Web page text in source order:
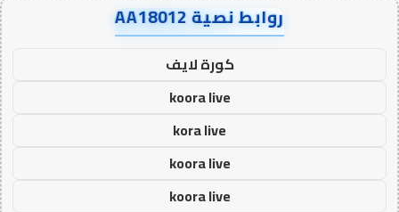
روابط نصية AA18012
كورة لايف
koora live
kora live
koora live
koora live